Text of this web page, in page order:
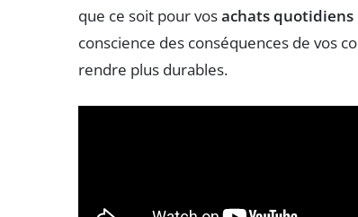
que ce soit pour vosachats quotidiens
conscience des conséquences de vos
rendre plus durables.